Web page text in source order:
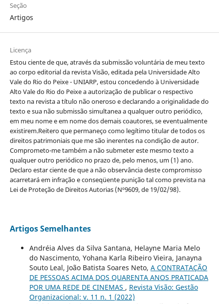
Seção
Artigos
Licença
Estou ciente de que, através da submissão voluntária de meu texto
ao corpo editorial da revista Visão, editada pela Universidade Alto
Vale do Rio do Peixe - UNIARP, estou concedendo à Universidade
Alto Vale do Rio do Peixe a autorização de publicar o respectivo
texto na revista a título não oneroso e declarando a originalidade do
texto e sua não submissão simultanea a qualquer outro periódico,
em meu nome e em nome dos demais coautores, se eventualmente
existirem.Reitero que permaneço como legítimo titular de todos os
direitos patrimoniais que me são inerentes na condição de autor.
Comprometo-me também a não submeter este mesmo texto a
qualquer outro periódico no prazo de, pelo menos, um (1) ano.
Declaro estar ciente de que a não observância deste compromisso
acarretará em infração e conseqüente punição tal como prevista na
Lei de Proteção de Direitos Autorias (Nº9609, de 19/02/98).
Artigos Semelhantes
Andréia Alves da Silva Santana, Helayne Maria Melo
do Nascimento, Yohana Karla Ribeiro Vieira, Janayna
Souto Leal, João Batista Soares Neto, A CONTRATAÇÃO
DE PESSOAS ACIMA DOS QUARENTA ANOS PRATICADA
POR UMA REDE DE CINEMAS , Revista Visão: Gestão
Organizacional: v. 11 n. 1 (2022)